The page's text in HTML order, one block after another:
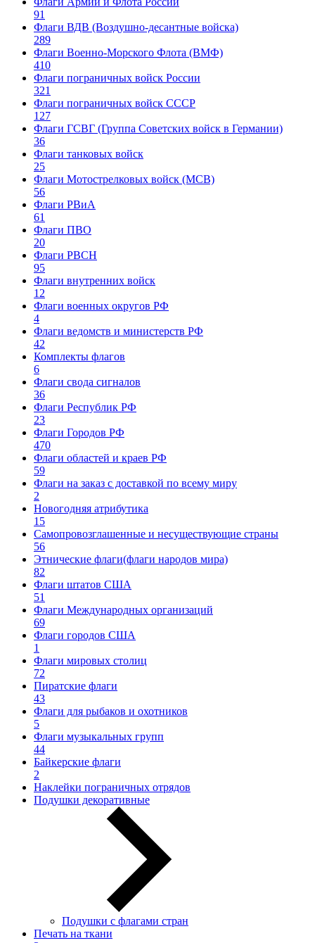
91
Флаги ВДВ (Воздушно-десантные войска)
289
Флаги Военно-Морского Флота (ВМФ)
410
Флаги пограничных войск России
321
Флаги пограничных войск СССР
127
Флаги ГСВГ (Группа Советских войск в Германии)
36
Флаги танковых войск
25
Флаги Мотострелковых войск (МСВ)
56
Флаги РВиА
61
Флаги ПВО
20
Флаги РВСН
95
Флаги внутренних войск
12
Флаги военных округов РФ
4
Флаги ведомств и министерств РФ
42
Комплекты флагов
6
Флаги свода сигналов
36
Флаги Республик РФ
23
Флаги Городов РФ
470
Флаги областей и краев РФ
59
Флаги на заказ с доставкой по всему миру
2
Новогодняя атрибутика
15
Самопровозглашенные и несуществующие страны
56
Этнические флаги(флаги народов мира)
82
Флаги штатов США
51
Флаги Международных организаций
69
Флаги городов США
1
Флаги мировых столиц
72
Пиратские флаги
43
Флаги для рыбаков и охотников
5
Флаги музыкальных групп
44
Байкерские флаги
2
Наклейки пограничных отрядов
Подушки декоративные
Подушки с флагами стран
Печать на ткани